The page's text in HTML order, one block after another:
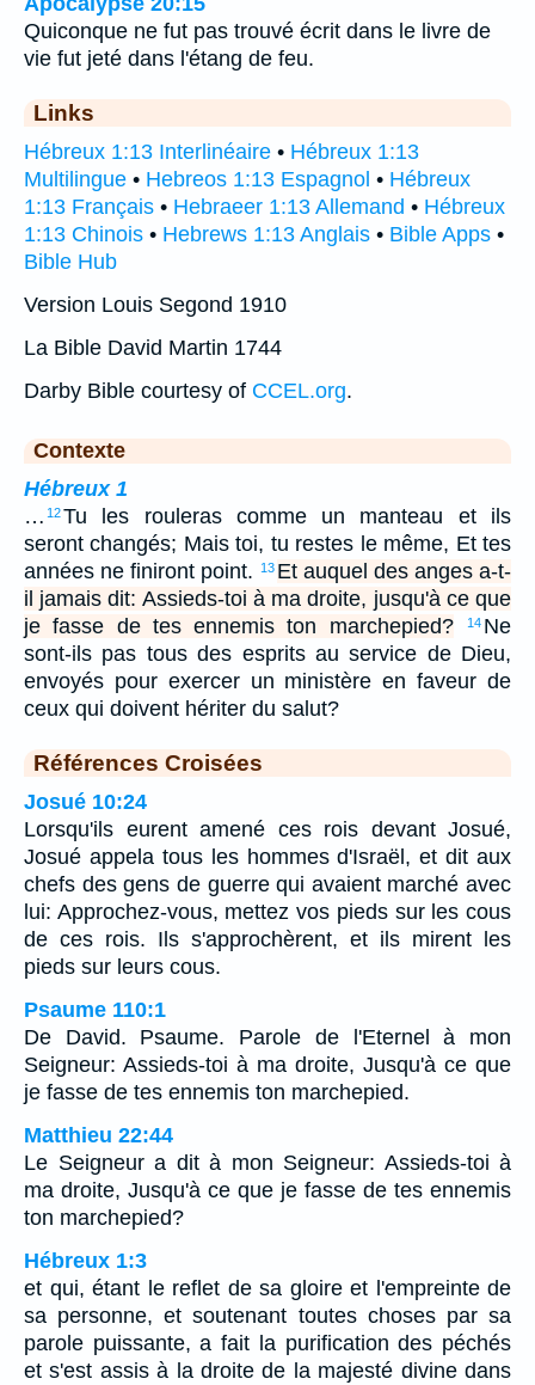
Quiconque ne fut pas trouvé écrit dans le livre de
vie fut jeté dans l'étang de feu.
Links
Hébreux 1:13 Interlinéaire • Hébreux 1:13
Multilingue • Hebreos 1:13 Espagnol • Hébreux
1:13 Français • Hebraeer 1:13 Allemand • Hébreux
1:13 Chinois • Hebrews 1:13 Anglais • Bible Apps •
Bible Hub
Version Louis Segond 1910
La Bible David Martin 1744
Darby Bible courtesy of CCEL.org.
Contexte
Hébreux 1
… 12Tu les rouleras comme un manteau et ils
seront changés; Mais toi, tu restes le même, Et tes
années ne finiront point.
13 Et auquel des anges a-t-
il jamais dit: Assieds-toi à ma droite, jusqu'à ce que
je fasse de tes ennemis ton marchepied?
14 Ne
sont-ils pas tous des esprits au service de Dieu,
envoyés pour exercer un ministère en faveur de
ceux qui doivent hériter du salut?
Références Croisées
Josué 10:24
Lorsqu'ils eurent amené ces rois devant Josué,
Josué appela tous les hommes d'Israël, et dit aux
chefs des gens de guerre qui avaient marché avec
lui: Approchez-vous, mettez vos pieds sur les cous
de ces rois. Ils s'approchèrent, et ils mirent les
pieds sur leurs cous.
Psaume 110:1
De David. Psaume. Parole de l'Eternel à mon
Seigneur: Assieds-toi à ma droite, Jusqu'à ce que
je fasse de tes ennemis ton marchepied.
Matthieu 22:44
Le Seigneur a dit à mon Seigneur: Assieds-toi à
ma droite, Jusqu'à ce que je fasse de tes ennemis
ton marchepied?
Hébreux 1:3
et qui, étant le reflet de sa gloire et l'empreinte de
sa personne, et soutenant toutes choses par sa
parole puissante, a fait la purification des péchés
et s'est assis à la droite de la majesté divine dans